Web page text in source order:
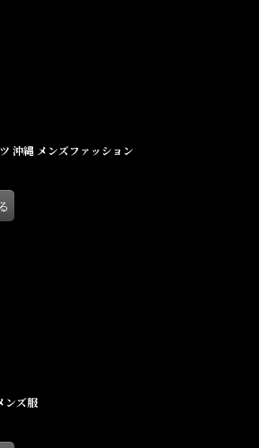
沖縄 メンズファッション
ンズ服